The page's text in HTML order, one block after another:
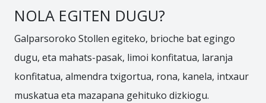
NOLA EGITEN DUGU?
Galparsoroko Stollen egiteko, brioche bat egingo
dugu, eta mahats-pasak, limoi konfitatua, laranja
konfitatua, almendra txigortua, rona, kanela, intxaur
muskatua eta mazapana gehituko dizkiogu.